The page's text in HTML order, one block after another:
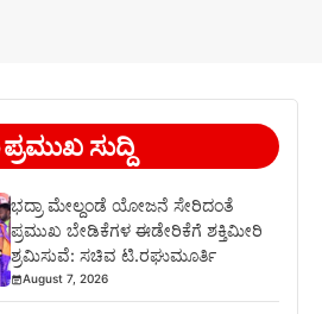
ಪ್ರಮುಖ ಸುದ್ದಿ
ಭದ್ರಾ ಮೇಲ್ದಂಡೆ ಯೋಜನೆ ಸೇರಿದಂತೆ
ಪ್ರಮುಖ ಬೇಡಿಕೆಗಳ ಈಡೇರಿಕೆಗೆ ಶಕ್ತಿಮೀರಿ
ಶ್ರಮಿಸುವೆ: ಸಚಿವ ಟಿ.ರಘುಮೂರ್ತಿ
August 7, 2026